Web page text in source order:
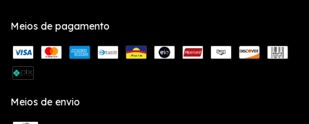
Meios de pagamento
Meios de envio